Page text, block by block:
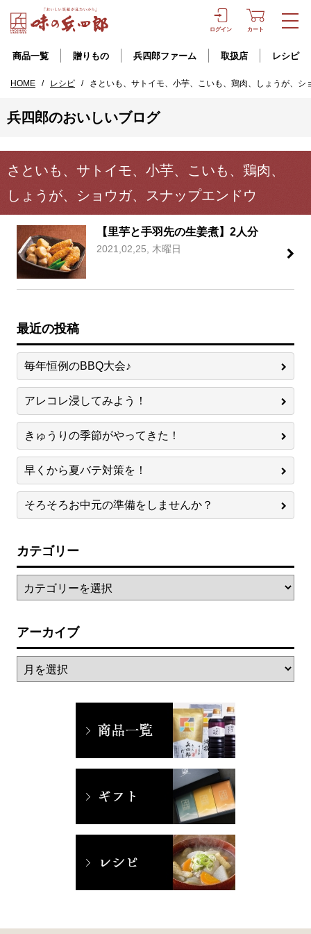
ログイン カート
商品一覧 贈りもの 兵四郎ファーム 取扱店 レシピ
HOME / レシピ / さといも、サトイモ、小芋、こいも、鶏肉、しょうが、シ
兵四郎のおいしいブログ
さといも、サトイモ、小芋、こいも、鶏肉、
しょうが、ショウガ、スナップエンドウ
【里芋と手羽先の生姜煮】2人分
2021,02,25, 木曜日
最近の投稿
毎年恒例のBBQ大会♪
アレコレ浸してみよう！
きゅうりの季節がやってきた！
早くから夏バテ対策を！
そろそろお中元の準備をしませんか？
カテゴリー
アーカイブ